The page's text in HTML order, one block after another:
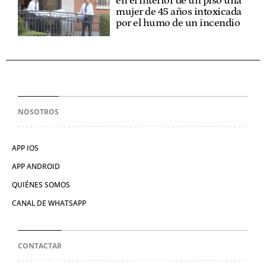
mujer de 45 años intoxicada
por el humo de un incendio
NOSOTROS
APP IOS
APP ANDROID
QUIÉNES SOMOS
CANAL DE WHATSAPP
CONTACTAR